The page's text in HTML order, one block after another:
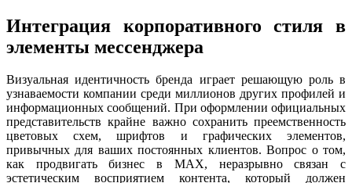
Интеграция корпоративного стиля в
элементы мессенджера
Визуальная идентичность бренда играет решающую роль в
узнаваемости компании среди миллионов других профилей и
информационных сообщений. При оформлении официальных
представительств крайне важно сохранить преемственность
цветовых схем, шрифтов и графических элементов,
привычных для ваших постоянных клиентов. Вопрос о том,
как продвигать бизнес в MAX, неразрывно связан с
эстетическим восприятием контента, который должен